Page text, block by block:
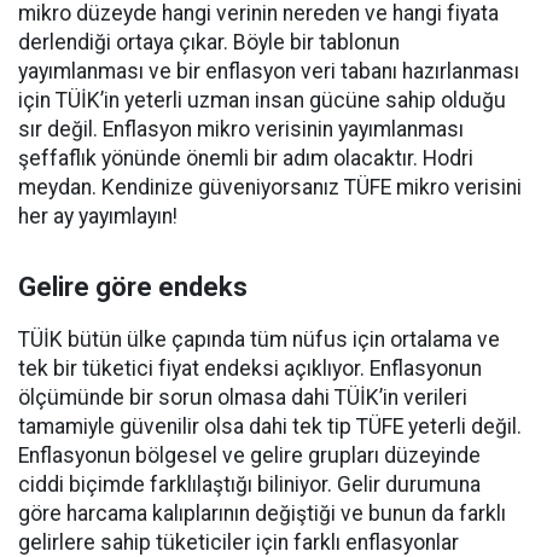
mikro düzeyde hangi verinin nereden ve hangi fiyata
derlendiği ortaya çıkar. Böyle bir tablonun
yayımlanması ve bir enflasyon veri tabanı hazırlanması
için TÜİK’in yeterli uzman insan gücüne sahip olduğu
sır değil. Enflasyon mikro verisinin yayımlanması
şeffaflık yönünde önemli bir adım olacaktır. Hodri
meydan. Kendinize güveniyorsanız TÜFE mikro verisini
her ay yayımlayın!
Gelire göre endeks
TÜİK bütün ülke çapında tüm nüfus için ortalama ve
tek bir tüketici fiyat endeksi açıklıyor. Enflasyonun
ölçümünde bir sorun olmasa dahi TÜİK’in verileri
tamamiyle güvenilir olsa dahi tek tip TÜFE yeterli değil.
Enflasyonun bölgesel ve gelire grupları düzeyinde
ciddi biçimde farklılaştığı biliniyor. Gelir durumuna
göre harcama kalıplarının değiştiği ve bunun da farklı
gelirlere sahip tüketiciler için farklı enflasyonlar